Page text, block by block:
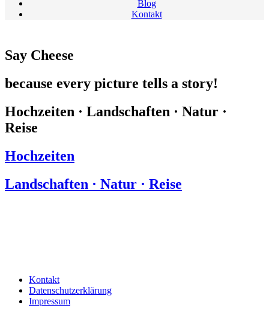
Blog
Kontakt
Say Cheese
because every picture tells a story!
Hochzeiten · Landschaften · Natur ·
Reise
Hochzeiten
Landschaften · Natur · Reise
Kontakt
Datenschutzerklärung
Impressum